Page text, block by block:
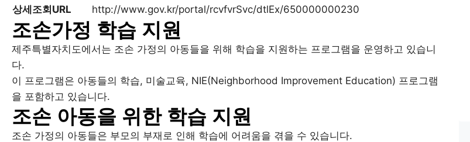
상세조회URL
http://www.gov.kr/portal/rcvfvrSvc/dtlEx/650000000230
조손가정 학습 지원
제주특별자치도에서는 조손 가정의 아동들을 위해 학습을 지원하는 프로그램을 운영하고 있습니
다.
이 프로그램은 아동들의 학습, 미술교육, NIE(Neighborhood Improvement Education) 프로그램
을 포함하고 있습니다.
조손 아동을 위한 학습 지원
조손 가정의 아동들은 부모의 부재로 인해 학습에 어려움을 겪을 수 있습니다.